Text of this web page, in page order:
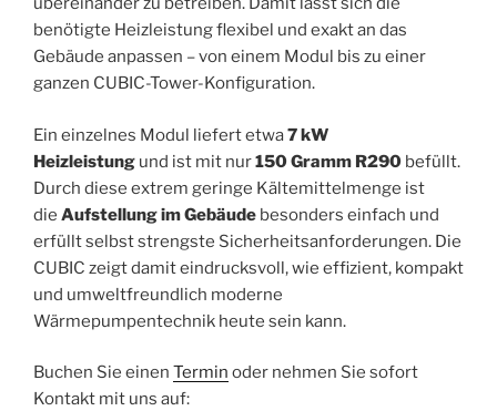
benötigte Heizleistung flexibel und exakt an das
Gebäude anpassen – von einem Modul bis zu einer
ganzen CUBIC-Tower-Konfiguration.
Ein einzelnes Modul liefert etwa7 kW
Heizleistung und ist mit nur150 Gramm R290 befüllt.
Durch diese extrem geringe Kältemittelmenge ist
die Aufstellung im Gebäude besonders einfach und
erfüllt selbst strengste Sicherheitsanforderungen. Die
CUBIC zeigt damit eindrucksvoll, wie effizient, kompakt
und umweltfreundlich moderne
Wärmepumpentechnik heute sein kann.
Buchen Sie einen Termin oder nehmen Sie sofort
Kontakt mit uns auf: